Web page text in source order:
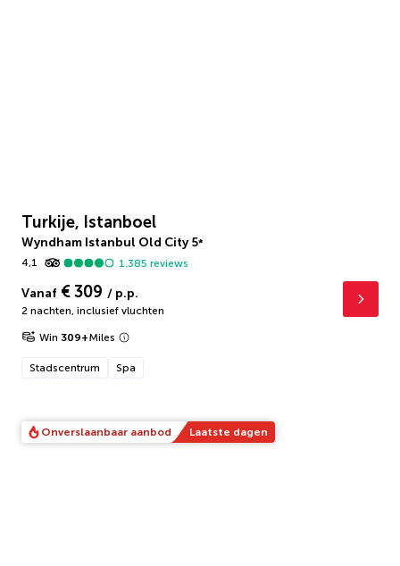
Turkije, Istanboel
Wyndham Istanbul Old City 5*
4,1
1.385 reviews
Vanaf € 309 / p.p.
2 nachten, inclusief vluchten
Win 309+Miles
Stadscentrum Spa
Onverslaanbaar aanbod Laatste dagen